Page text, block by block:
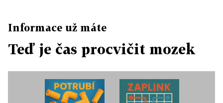
Informace už máte
Teď je čas procvičit mozek